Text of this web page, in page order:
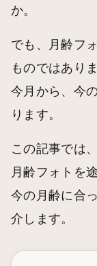
か。
でも、月齢フ
ものではあり
今月から、今
ります。
この記事では、
月齢フォトを
今の月齢に合
介します。